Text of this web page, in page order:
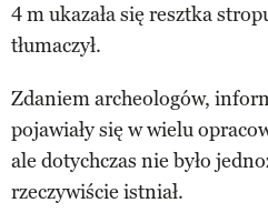
4 m ukazała się resztka
tłumaczył.
Zdaniem archeologów,
pojawiały się w wielu
ale dotychczas nie było
rzeczywiście istniał.